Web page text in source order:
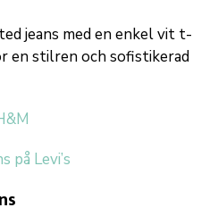
jeans med en enkel vit t-
en stilren och sofistikerad
på Levi’s